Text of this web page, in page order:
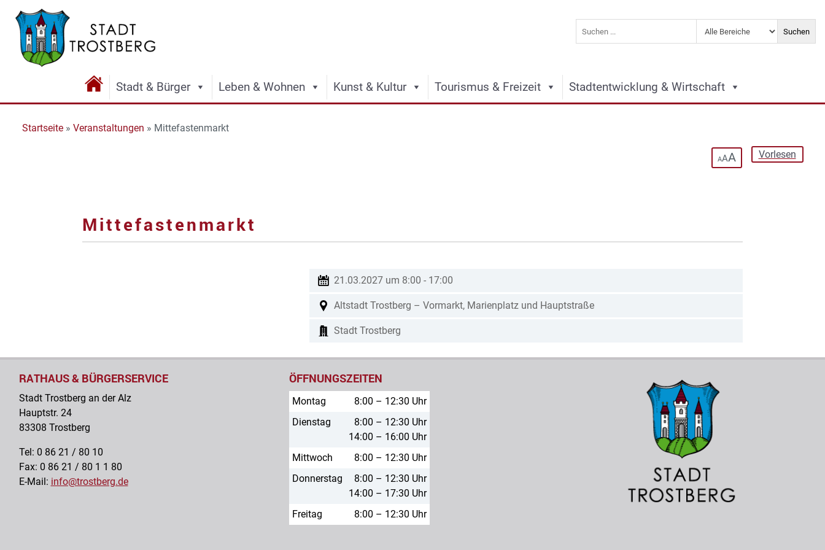
Stadt & Bürger Leben & Wohnen Kunst & Kultur Tourismus & Freizeit Stadtentwicklung & Wirtschaft
Startseite» Veranstaltungen » Mittefastenmarkt
Vorlesen
AAA
Mittefastenmarkt
21.03.2027 um 8:00 - 17:00
Altstadt Trostberg – Vormarkt, Marienplatz und Hauptstraße
Stadt Trostberg
RATHAUS & BÜRGERSERVICE
Stadt Trostberg an der Alz
Hauptstr. 24
83308 Trostberg
Tel: 0 86 21 / 80 10
Fax: 0 86 21 / 80 1 1 80
E-Mail: info@trostberg.de
ÖFFNUNGSZEITEN
Montag
8:00 – 12:30 Uhr
Dienstag
8:00 – 12:30 Uhr
14:00 – 16:00 Uhr
Mittwoch
8:00 – 12:30 Uhr
Donnerstag
8:00 – 12:30 Uhr
14:00 – 17:30 Uhr
Freitag
8:00 – 12:30 Uhr